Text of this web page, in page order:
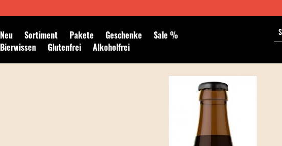
Neu Sortiment Pakete Geschenke
Sale %
Bierwissen
Glutenfrei Alkoholfrei
Newsletter abonnieren